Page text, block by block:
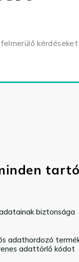
kérdéseket
biztonsága
adathordozó
adattörlő kódot